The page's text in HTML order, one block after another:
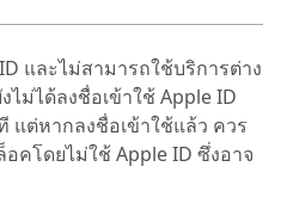
ปลอดภัยหรือไม่?
4uKey กับ iPhone รุ่นใดบ้าง?
ค iCloud จะสามารถใช้
ไม่?
และไม่สามารถใช้บริการต่าง
ม่ได้ลงชื่อเข้าใช้ Apple ID
ต่หากลงชื่อเข้าใช้แล้ว ควร
คโดยไม่ใช้ Apple ID ซึ่งอาจ